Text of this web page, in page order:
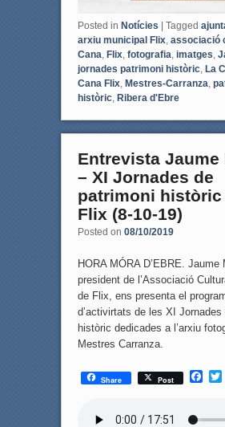
Posted in Notícies Tagged
arxiu municipal Flix, associació
Cana, Flix, fotografia, imatges,
jornades patrimoni històric, La
Cana Flix, Mestres-Carranza,
històric, Ribera d'Ebre
Entrevista Jaume
– XI Jornades de
patrimoni històric
Flix (8-10-19)
Posted on 08/10/2019
HORA MÓRA D’EBRE. Jaume
president de l’Associació
de Flix, ens presenta el
d’activirtats de les XI Jornades
històric dedicades a l’arxiu
Mestres Carranza.
Share Post
F
T